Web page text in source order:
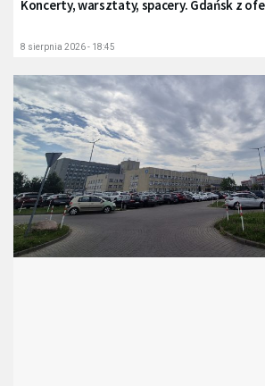
Koncerty, warsztaty, spacery. Gdańsk z
8 sierpnia 2026 - 18:45